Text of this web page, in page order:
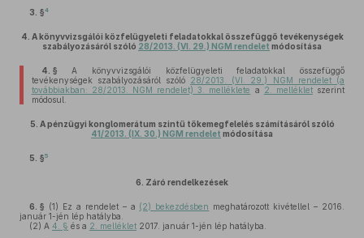
3. §4
4. A könyvvizsgálói közfelügyeleti feladatokkal összefüggő tevékenységek
szabályozásáról szóló 28/2013. (VI. 29.) NGM rendelet módosítása
4. § A könyvvizsgálói közfelügyeleti feladatokkal összefüggő
tevékenységek szabályozásáról szóló 28/2013. (VI. 29.) NGM rendelet (a
továbbiakban: 28/2013. NGM rendelet) 3. melléklete a 2. mellékletszerint
módosul.
5. A pénzügyi konglomerátum szintű tőkemegfelelés számításáról szóló
41/2013. (IX. 30.) NGM rendelet módosítása
5. §5
6. Záró rendelkezések
6. § (1) Ez a rendelet – a (2) bekezdésben meghatározott kivétellel – 2016.
január 1-jén lép hatályba.
(2) A 4. § és a 2. melléklet 2017. január 1-jén lép hatályba.